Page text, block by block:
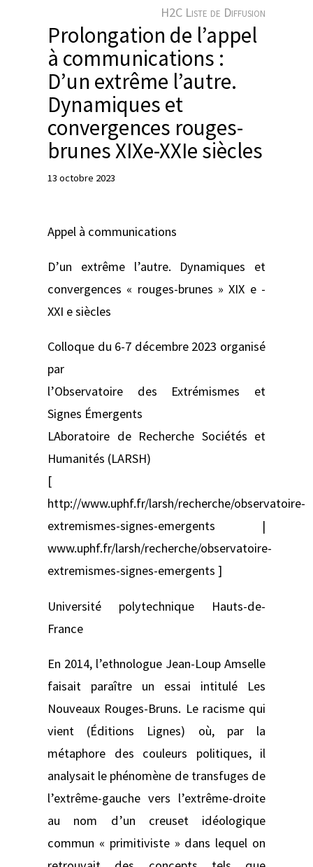
H2C Liste de Diffusion
Prolongation de l’appel
à communications :
D’un extrême l’autre.
Dynamiques et
convergences rouges-
brunes XIXe-XXIe siècles
13 octobre 2023
Appel à communications
D’un extrême l’autre. Dynamiques et
convergences « rouges-brunes » XIX e -
XXI e siècles
Colloque du 6-7 décembre 2023 organisé
par
l’Observatoire des Extrémismes et
Signes Émergents
LAboratoire de Recherche Sociétés et
Humanités (LARSH)
[
http://www.uphf.fr/larsh/recherche/observatoire-
extremismes-signes-emergents |
www.uphf.fr/larsh/recherche/observatoire-
extremismes-signes-emergents ]
Université polytechnique Hauts-de-
France
En 2014, l’ethnologue Jean-Loup Amselle
faisait paraître un essai intitulé Les
Nouveaux Rouges-Bruns. Le racisme qui
vient (Éditions Lignes) où, par la
métaphore des couleurs politiques, il
analysait le phénomène de trans­fuges de
l’extrême-gauche vers l’extrême-droite
au nom d’un creuset idéologique
commun « primitiviste » dans lequel on